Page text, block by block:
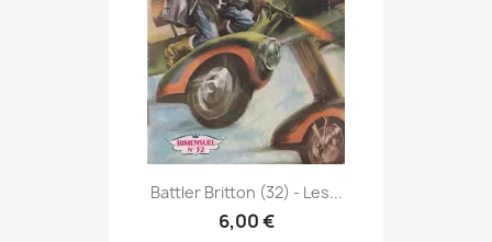
Battler Britton (32) - Les...
6,00 €